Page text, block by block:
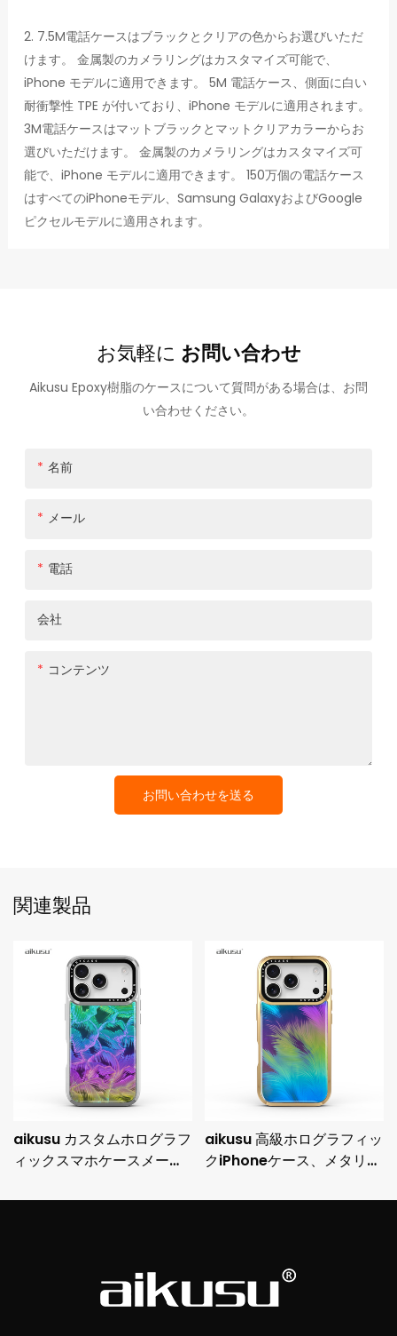
2. 7.5M電話ケースはブラックとクリアの色からお選びいただ
けます。 金属製のカメラリングはカスタマイズ可能で、
iPhone モデルに適用できます。 5M 電話ケース、側面に白い
耐衝撃性 TPE が付いており、iPhone モデルに適用されます。
3M電話ケースはマットブラックとマットクリアカラーからお
選びいただけます。 金属製のカメラリングはカスタマイズ可
能で、iPhone モデルに適用できます。 150万個の電話ケース
はすべてのiPhoneモデル、Samsung GalaxyおよびGoogle
ピクセルモデルに適用されます。
お気軽に お問い合わせ
Aikusu Epoxy樹脂のケースについて質問がある場合は、お問
い合わせください。
名前
メール
電話
会社
コンテンツ
お問い合わせを送る
関連製品
aikusu カスタムホログラフ
ィックスマホケースメーカ
護ケース
aikusu 高級ホログラフィッ
クiPhoneケース、メタリッ
保護機能付き